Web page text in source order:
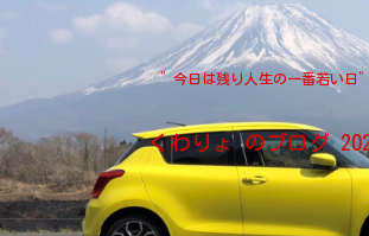
”今日は残り人生の一番若い日”
くわりょ のブログ